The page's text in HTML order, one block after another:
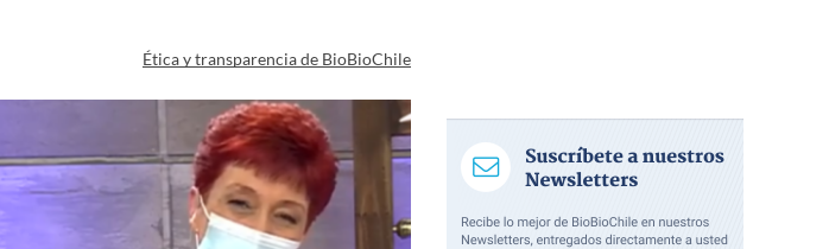
Ética y transparencia de BioBioChile